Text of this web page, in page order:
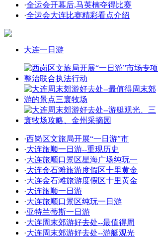
·全运会开幕后,马英楠夺得比赛
·全运会大连比赛精彩看点介绍
大连一日游
·西岗区文旅局开展“一日游”市
·大连旅顺一日游--重现历史
·大连旅顺口景区星海广场纯玩一
·大连金石滩旅游度假区十里黄金
·大连金石滩旅游度假区十里黄金
·大连旅顺一日游
·大连旅顺口景区纯玩一日游
·亚特兰蒂斯一日游
·大连周末郊游好去处--最值得周
·大连周末郊游好去处--游艇观光